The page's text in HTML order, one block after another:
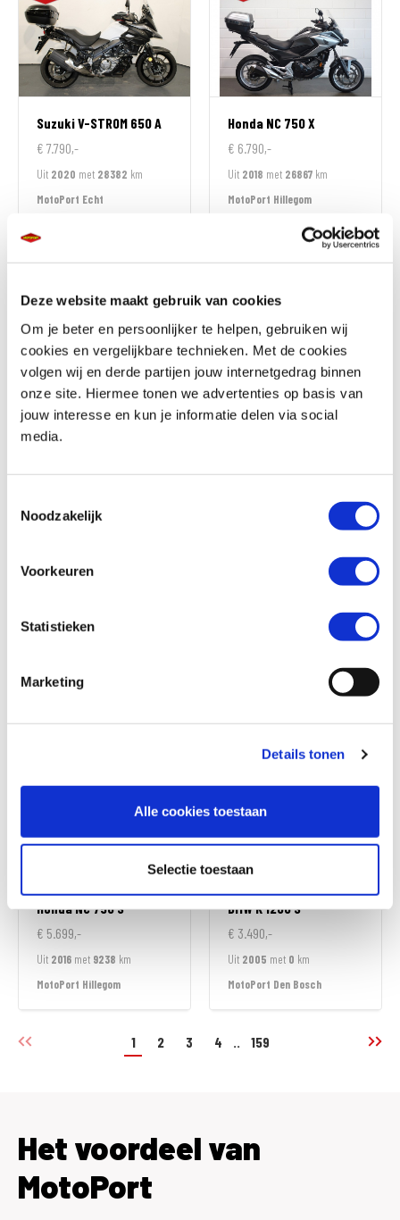
Deze website maakt gebruik van cookies
Om je beter en persoonlijker te helpen, gebruiken wij
cookies en vergelijkbare technieken. Met de cookies
volgen wij en derde partijen jouw internetgedrag binnen
onze site. Hiermee tonen we advertenties op basis van
jouw interesse en kun je informatie delen via social
media.
Noodzakelijk
Voorkeuren
Statistieken
Marketing
Details tonen
Alle cookies toestaan
Selectie toestaan
SuzukiV-STROM 650 A
€ 7.790,-
Uit 2020 met 28382 km
MotoPort Echt
Honda NC 750 X
€ 6.790,-
Uit 2018 met 26867 km
MotoPort Hillegom
Honda CMX 500 REBEL
€ 6.290,-
Uit2020
TriumphStreet Triple R 675
€ 4.999,-
MotoPort Hillegom
MotoPort Hillegom
HondaNC 750 S
€ 5.699,-
Uit 2016 met 9238 km
MotoPort Hillegom
BMWK 1200 S
€ 3.490,-
Uit 2005 met 0 km
MotoPort Den Bosch
1 2 3 4 .. 159
Het voordeel van
MotoPort